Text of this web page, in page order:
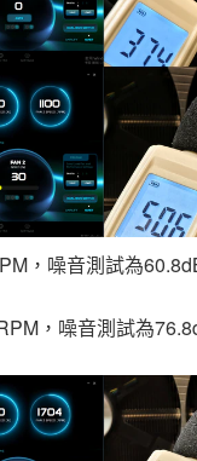
，噪音測試為
，噪音測試為